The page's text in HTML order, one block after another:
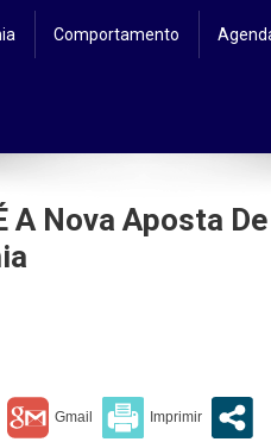
Comportamento
A Nova Aposta